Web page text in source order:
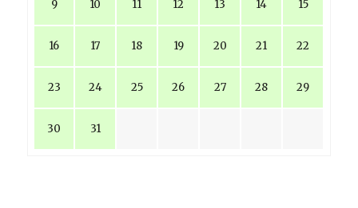
9 10 11 12 13 14 15
16 17 18 19 20 21 22
23 24 25 26 27 28 29
30 31